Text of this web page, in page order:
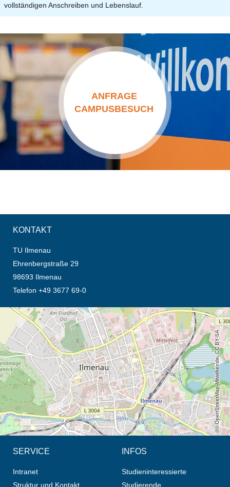
vollständigen Anschreiben und Lebenslauf.
ANFRAGE
CAMPUSBESUCH
KONTAKT
TU Ilmenau
Ehrenbergstraße 29
98693 Ilmenau
Telefon +49 3677 69-0
Öffnet die Anfahrtsbeschreibung in neuem Tab (Karte)
© OpenStreetMap-Mitwirkende, CC BY-SA
SERVICE
Intranet
Struktur und Kontakt
INFOS
Studieninteressierte
Studierende